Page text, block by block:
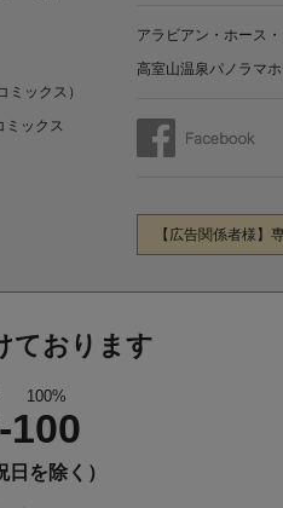
ックス）
ミックス
アラビアン・ホース
高室山温泉パノラマ
【広告関係者様】
ております
-100
100%
を除く）